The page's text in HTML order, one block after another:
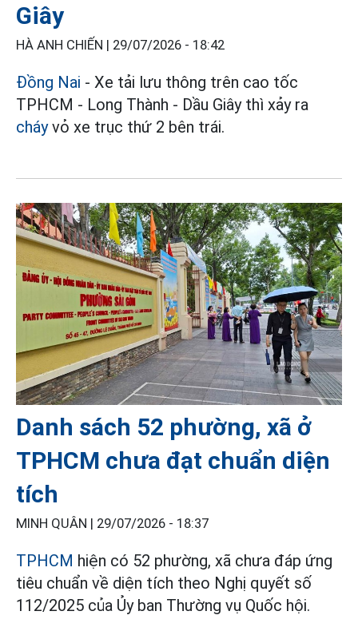
Giây
HÀ ANH CHIẾN | 29/07/2026 - 18:42
Đồng Nai - Xe tải lưu thông trên cao tốc
TPHCM - Long Thành - Dầu Giây thì xảy ra
cháyvỏ xe trục thứ 2 bên trái.
Danh sách 52 phường, xã ở
TPHCM chưa đạt chuẩn diện
tích
MINH QUÂN | 29/07/2026 - 18:37
TPHCM hiện có 52 phường, xã chưa đáp ứng
tiêu chuẩn về diện tích theo Nghị quyết số
112/2025 của Ủy ban Thường vụ Quốc hội.